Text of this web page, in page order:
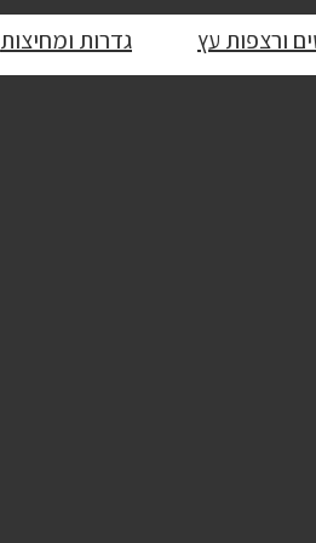
ורצפות עץ גדרות ומחיצות